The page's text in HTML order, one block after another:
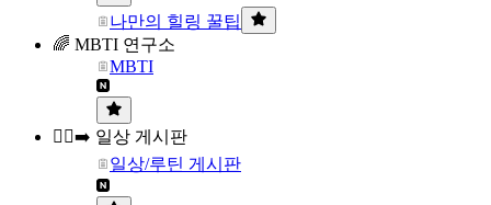
나만의 힐링 꿀팁
🌈 MBTI 연구소
MBTI
🏃‍♀️‍➡️ 일상 게시판
일상/루틴 게시판